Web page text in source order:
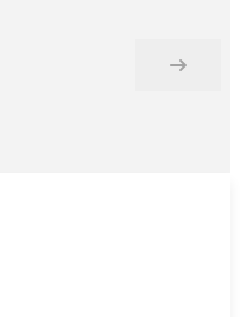
Дальше